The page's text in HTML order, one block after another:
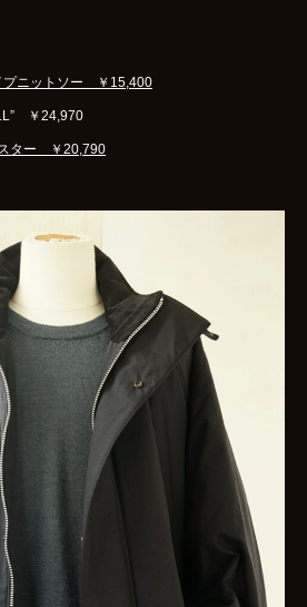
ニットソー ￥15,400
￥24,970
ター ￥20,790